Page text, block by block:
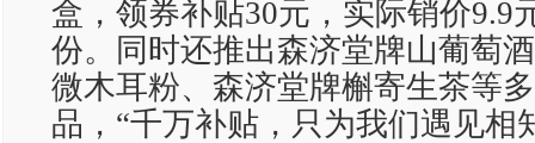
盒，领券补贴30元，实际销价9.9
份。同时还推出森济堂牌山葡萄
微木耳粉、森济堂牌槲寄生茶等
品，“千万补贴，只为我们遇见相